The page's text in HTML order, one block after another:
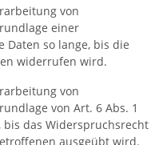
von
einer
Daten so lange, bis die
widerrufen wird.
von
von Art. 6 Abs. 1
bis das Widerspruchsrecht
ausgeübt wird.